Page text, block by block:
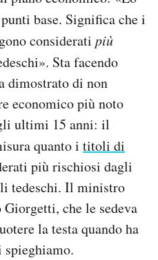
base. Significa che i
considerati più
Sta facendo
dimostrato di non
economico più noto
ultimi 15 anni: il
quanto i titoli di
più rischiosi dagli
tedeschi. Il ministro
che le sedeva
la testa quando ha